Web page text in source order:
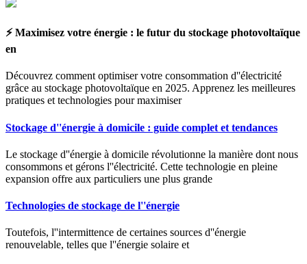
⚡ Maximisez votre énergie : le futur du stockage photovoltaïque
en
Découvrez comment optimiser votre consommation d''électricité
grâce au stockage photovoltaïque en 2025. Apprenez les meilleures
pratiques et technologies pour maximiser
Stockage d''énergie à domicile : guide complet et tendances
Le stockage d''énergie à domicile révolutionne la manière dont nous
consommons et gérons l''électricité. Cette technologie en pleine
expansion offre aux particuliers une plus grande
Technologies de stockage de l''énergie
Toutefois, l''intermittence de certaines sources d''énergie
renouvelable, telles que l''énergie solaire et